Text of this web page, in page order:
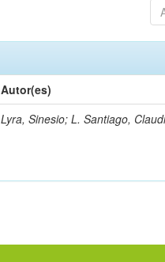
Autor(es)
Lyra, Sinesio; L. Santiago,